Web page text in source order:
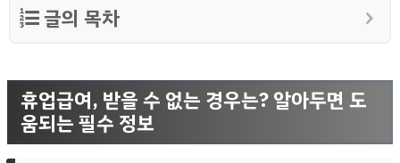
글의 목차
휴업급여, 받을 수 없는 경우는? 알아두면 도
움되는 필수 정보